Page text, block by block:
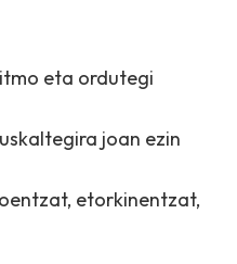
eta ordutegi
joan ezin
etorkinentzat,